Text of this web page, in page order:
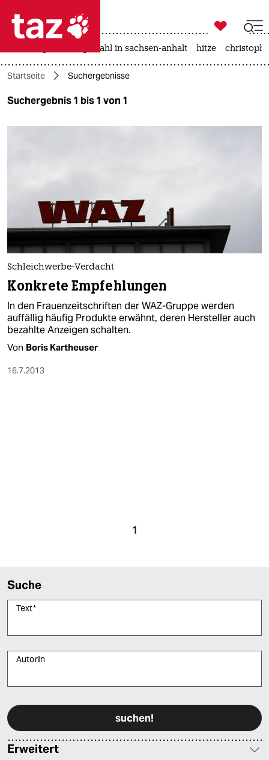
 taz zahl ich
taz zahl ich
themen
gesellschaft
kultur
sport
berlin
wahrheit
verlag
verlag

taz zahl ich
landtagswahl in sachsen-anhalt hitze
Startseite Suchergebnisse
Suchergebnis 1 bis 1 von 1
Schleichwerbe-Verdacht
Konkrete Empfehlungen
In den Frauenzeitschriften der WAZ-Gruppe werden
auffällig häufig Produkte erwähnt, deren Hersteller auch
bezahlte Anzeigen schalten.
Von Boris Kartheuser
16.7.2013
1
Suche
Text*
AutorIn
Erweitert